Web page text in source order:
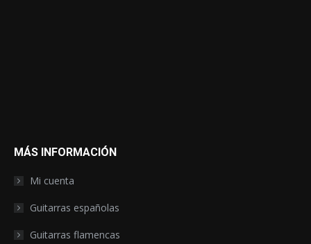
MÁS INFORMACIÓN
Mi cuenta
Guitarras españolas
Guitarras flamencas